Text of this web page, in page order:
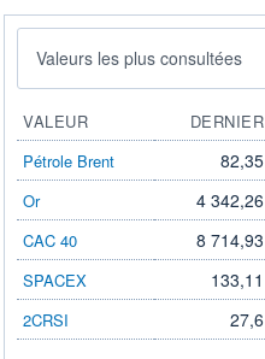
Valeurs les plus consultées
VALEUR DERNIER
Pétrole Brent
82,35
Or 4 342,26
CAC 40 8 714,93
SPACEX 133,11
2CRSI 27,6